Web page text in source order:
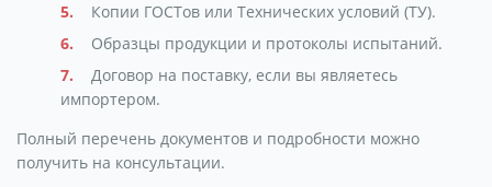
Копии ГОСТов или Технических условий (ТУ).
Образцы продукции и протоколы испытаний.
Договор на поставку, если вы являетесь
импортером.
Полный перечень документов и подробности можно
получить на консультации.